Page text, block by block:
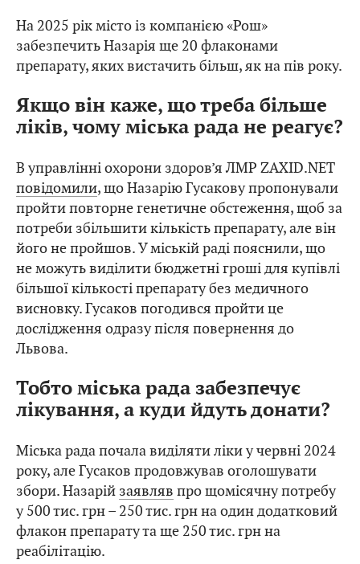
На 2025 рік місто із компанією «Рош»
забезпечить Назарія ще 20 флаконами
препарату, яких вистачить більш, як на пів року.
Якщо він каже, що треба більше
ліків, чому міська рада не реагує?
В управлінні охорони здоров’я ЛМР ZAXID.NET
повідомили, що Назарію Гусакову пропонували
пройти повторне генетичне обстеження, щоб за
потреби збільшити кількість препарату, але він
його не пройшов. У міській раді пояснили, що
не можуть виділити бюджетні гроші для купівлі
більшої кількості препарату без медичного
висновку. Гусаков погодився пройти це
дослідження одразу після повернення до
Львова.
Тобто міська рада забезпечує
лікування, а куди йдуть донати?
Міська рада почала виділяти ліки у червні 2024
року, але Гусаков продовжував оголошувати
збори. Назарій заявляв про щомісячну потребу
у 500 тис. грн – 250 тис. грн на один додатковий
флакон препарату та ще 250 тис. грн на
реабілітацію.